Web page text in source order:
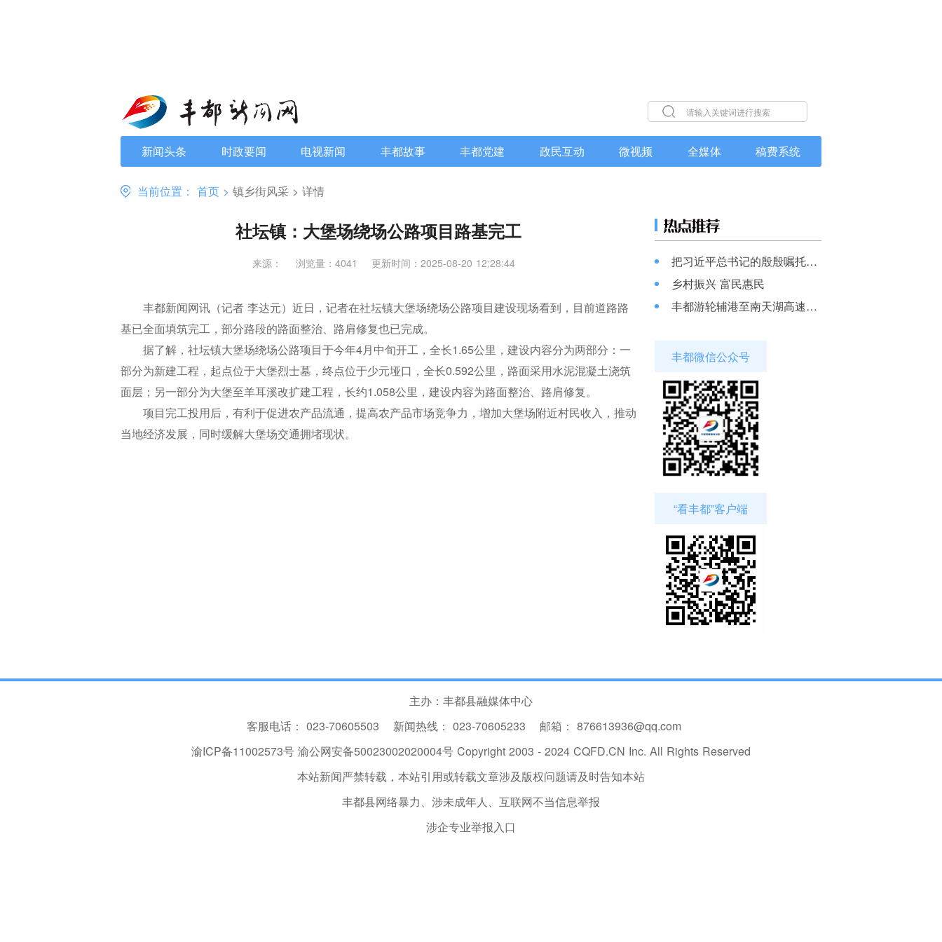
新闻头条 时政要闻 电视新闻 丰都故事 丰都党建 政民互动 微视频 全媒体 稿费系统
当前位置： 首页 > 镇乡街风采 > 详情
社坛镇：大堡场绕场公路项目路基完工
来源： 浏览量：4041 更新时间：2025-08-20 12:28:44
丰都新闻网讯（记者 李达元）近日，记者在社坛镇大堡场绕场公路项目建设现场看到，目前道路路
基已全面填筑完工，部分路段的路面整治、路肩修复也已完成。
据了解，社坛镇大堡场绕场公路项目于今年4月中旬开工，全长1.65公里，建设内容分为两部分：一
部分为新建工程，起点位于大堡烈士墓，终点位于少元垭口，全长0.592公里，路面采用水泥混凝土浇筑
面层；另一部分为大堡至羊耳溪改扩建工程，长约1.058公里，建设内容为路面整治、路肩修复。
项目完工投用后，有利于促进农产品流通，提高农产品市场竞争力，增加大堡场附近村民收入，推动
当地经济发展，同时缓解大堡场交通拥堵现状。
把习近平总书记的殷殷嘱托全面落实在重庆大地上
乡村振兴 富民惠民
丰都游轮辅港至南天湖高速公路开工仪式举行
丰都微信公众号
“看丰都”客户端
主办：丰都县融媒体中心
客服电话： 023-70605503 新闻热线： 023-70605233 邮箱： 876613936@qq.com
渝ICP备11002573号 渝公网安备50023002020004号 Copyright 2003 - 2024 CQFD.CN Inc. All Rights Reserved
本站新闻严禁转载，本站引用或转载文章涉及版权问题请及时告知本站
丰都县网络暴力、涉未成年人、互联网不当信息举报
涉企专业举报入口